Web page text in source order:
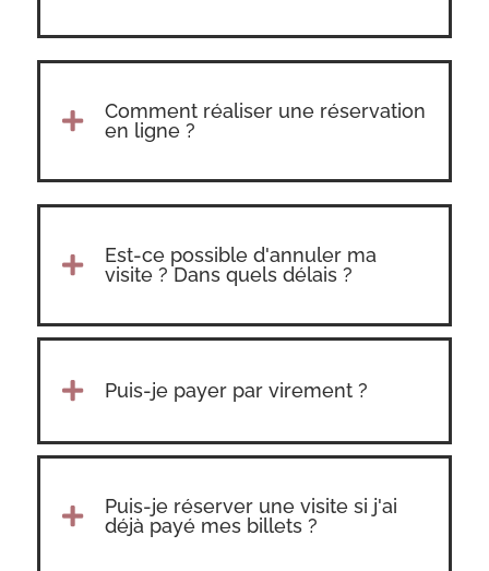

Comment réaliser une réservation
en ligne ?

Est-ce possible d'annuler ma
visite ? Dans quels délais ?
 Puis-je payer par virement ?

Puis-je réserver une visite si j'ai
déjà payé mes billets ?